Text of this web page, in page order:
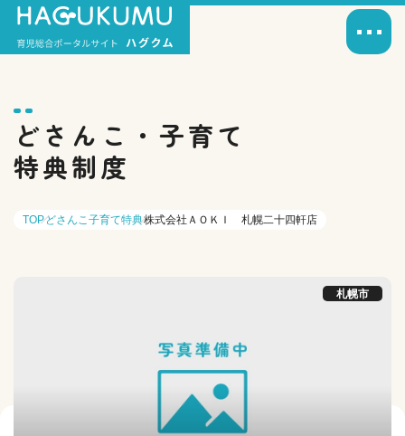
どさんこ・子育て
特典制度
TOPどさんこ子育て特典株式会社ＡＯＫＩ 札幌二十四軒店
札幌市